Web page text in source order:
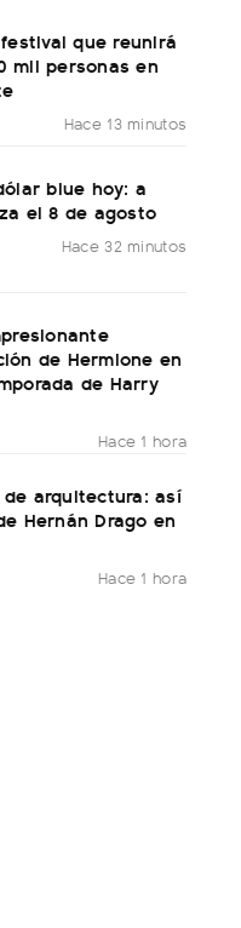
que reunirá
mil personas en
Hace 13 minutos
blue hoy: a
el 8 de agosto
Hace 32 minutos
de Hermione en
de Harry
Hace 1 hora
de arquitectura: así
Hernán Drago en
Hace 1 hora